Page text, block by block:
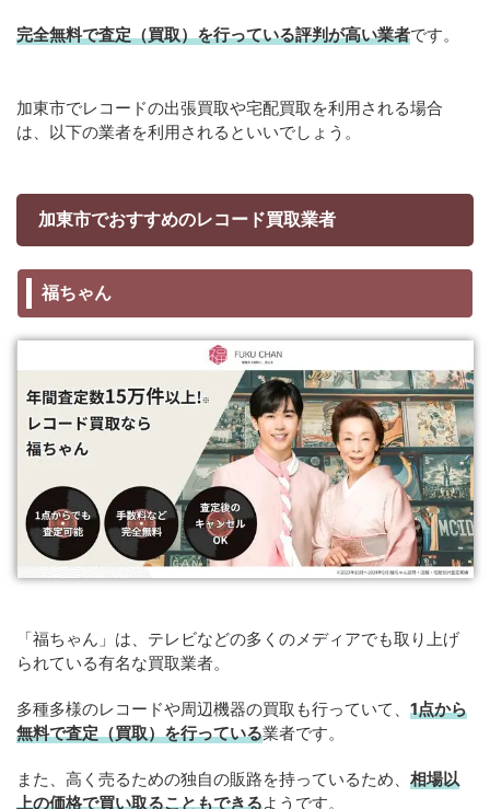
完全無料で査定（買取）を行っている評判が高い業者です。
加東市でレコードの出張買取や宅配買取を利用される場合
は、以下の業者を利用されるといいでしょう。
加東市でおすすめのレコード買取業者
福ちゃん
「福ちゃん」は、テレビなどの多くのメディアでも取り上げ
られている有名な買取業者。
多種多様のレコードや周辺機器の買取も行っていて、 1点から
無料で査定（買取）を行っている業者です。
また、高く売るための独自の販路を持っているため、 相場以
上の価格で買い取ることもできるようです。